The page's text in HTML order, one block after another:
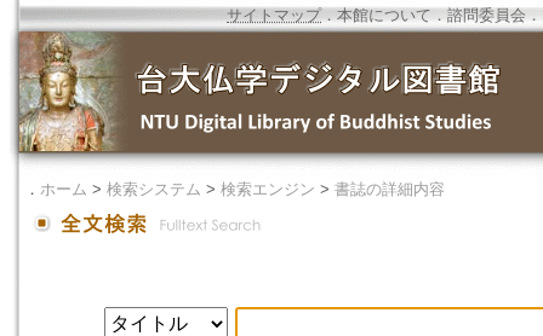
サイトマップ．本館について ． 諮問委員会 ．
． ホーム > 検索システム > 検索エンジン > 書誌の詳細内容